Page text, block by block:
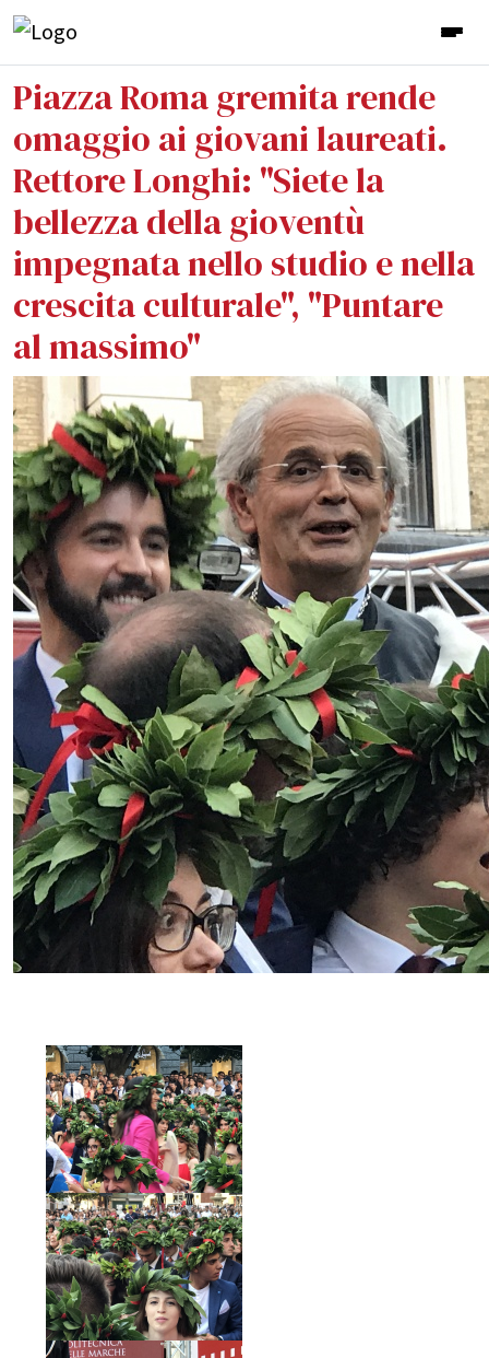
Piazza Roma gremita rende
omaggio ai giovani laureati.
Rettore Longhi: "Siete la
bellezza della gioventù
impegnata nello studio e nella
crescita culturale", "Puntare
al massimo"